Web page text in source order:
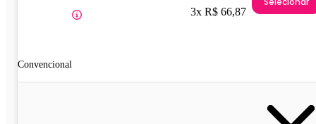
Convencional
3x R$ 66,87